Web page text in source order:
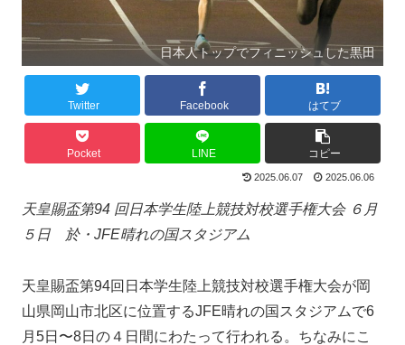
日本人トップでフィニッシュした黒田
Twitter Facebook はてブ
Pocket LINE コピー
2025.06.07 2025.06.06
天皇賜盃第94 回日本学生陸上競技対校選手権大会 ６月
５日
於・JFE晴れの国スタジアム
天皇賜盃第94回日本学生陸上競技対校選手権大会が岡
山県岡山市北区に位置するJFE晴れの国スタジアムで6
月5日〜8日の４日間にわたって行われる。ちなみにこ